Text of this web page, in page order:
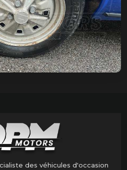
des véhicules d'occasion